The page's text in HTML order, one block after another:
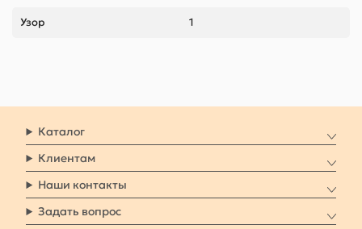
Узор 1
Каталог
Клиентам
Наши контакты
Задать вопрос